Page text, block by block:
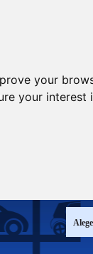
your
your interest